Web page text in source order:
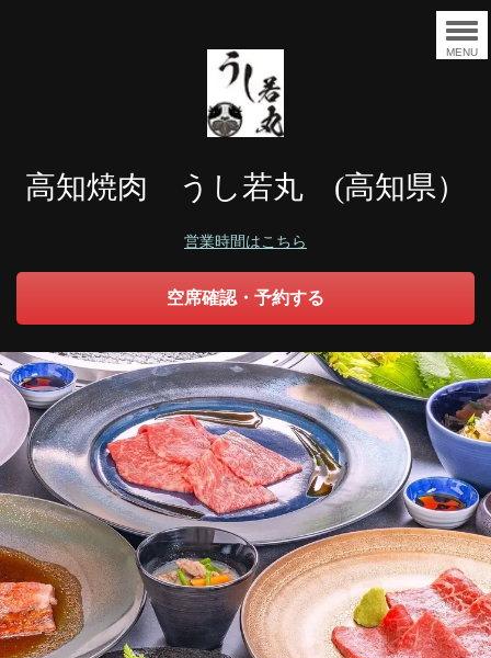
MENU
高知焼肉 うし若丸 (高知県）
営業時間はこちら
空席確認・予約する